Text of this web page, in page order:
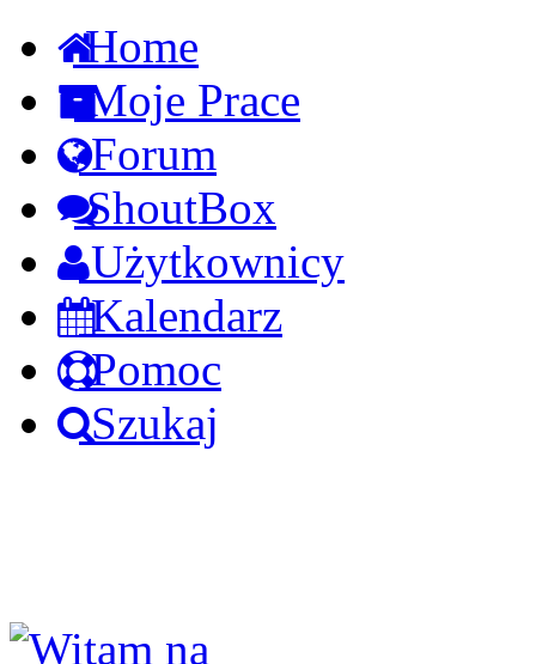
Home
Moje Prace
Forum
ShoutBox
Użytkownicy
Kalendarz
Pomoc
Szukaj